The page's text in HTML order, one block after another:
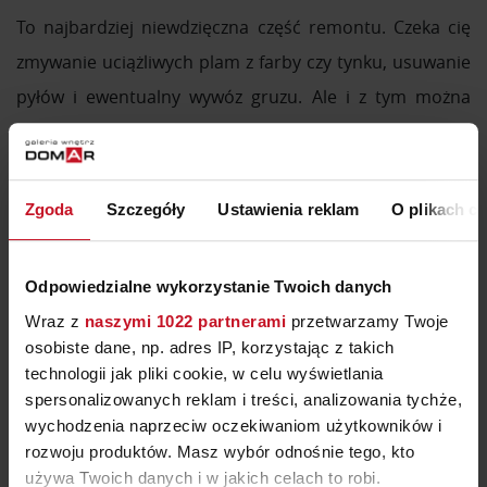
Zgoda Szczegóły Ustawienia reklam O plikach
Odpowiedzialne wykorzystanie Twoich danych
Wraz z naszymi 1022 partnerami przetwarzamy Twoje
osobiste dane, np. adres IP, korzystając z takich
technologii jak pliki cookie, w celu wyświetlania
spersonalizowanych reklam i treści, analizowania tychże,
wychodzenia naprzeciw oczekiwaniom użytkowników i
rozwoju produktów. Masz wybór odnośnie tego, kto
używa Twoich danych i w jakich celach to robi.
To najbardziej niewdzięczna część remontu. Czeka cię
zmywanie uciążliwych plam z farby czy tynku, usuwanie
pyłów i ewentualny wywóz gruzu. Ale i z tym można
sobie całkiem nieźle poradzić. Kontener na gruz i
odpady zamówisz odpłatnie u zarządcy terenu. Solidna
ekipa remontowa powinna sama po sobie posprzątać.
Zapytaj o to jeszcze zanim zabierze się do pracy. Jeśli
rekomendacje warto zapytać znajomych. Czym sprzątać
po remoncie? W sklepach budowlanych bez trudu
znajdziesz wszelkie niezbędne środki i materiały, które
ci to ułatwią. Sprzątanie domu po remoncie nie jest
takie straszne – później już tylko cieszysz się efektami.